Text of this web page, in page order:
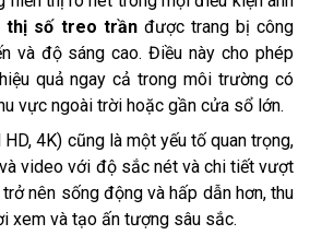
thị số treo trầnđược trang bị công
và độ sáng cao. Điều này cho phép
quả ngay cả trong môi trường có
vực ngoài trời hoặc gần cửa sổ lớn.
4K) cũng là một yếu tố quan trọng,
video với độ sắc nét và chi tiết vượt
nên sống động và hấp dẫn hơn, thu
xem và tạo ấn tượng sâu sắc.